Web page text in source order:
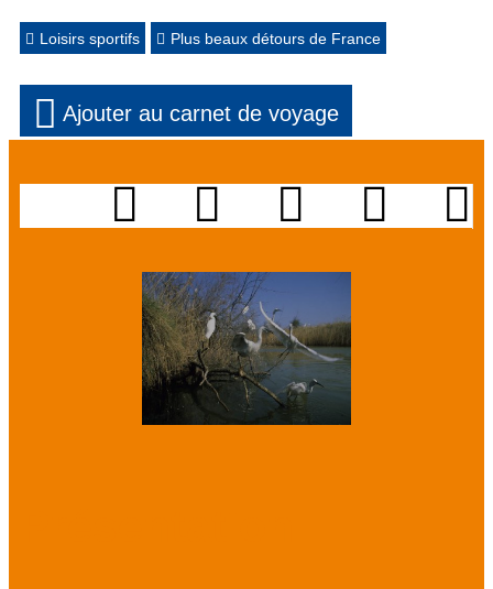
Loisirs sportifs Plus beaux détours de France
Ajouter au carnet de voyage